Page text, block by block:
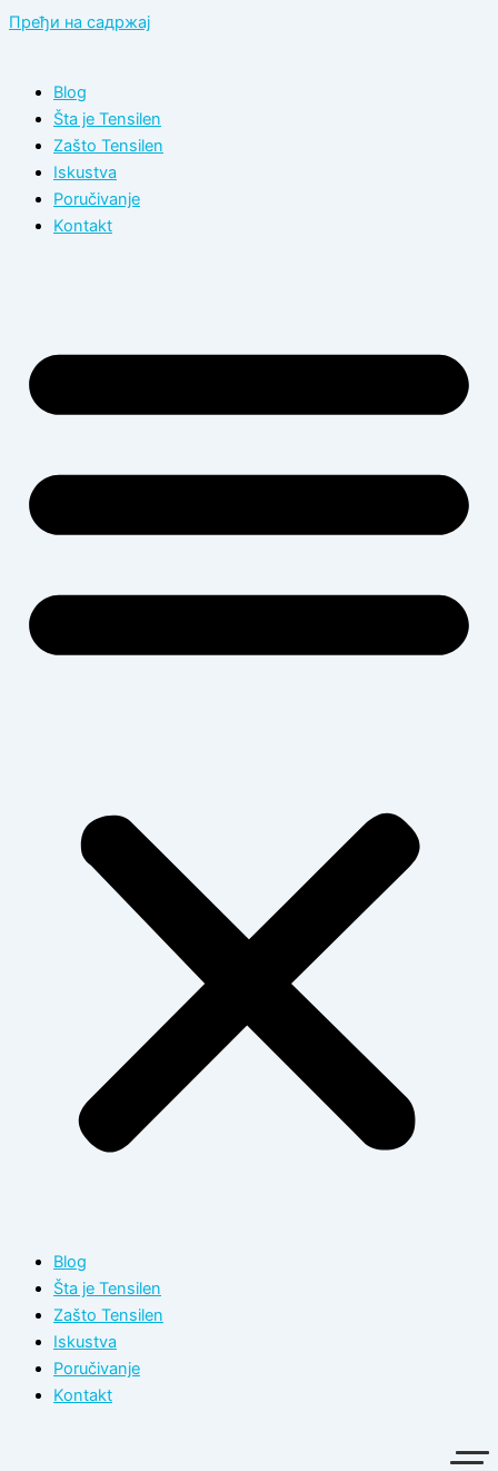
Пређи на садржај
Blog
Šta je Tensilen
Zašto Tensilen
Iskustva
Poručivanje
Kontakt
Blog
Šta je Tensilen
Zašto Tensilen
Iskustva
Poručivanje
Kontakt